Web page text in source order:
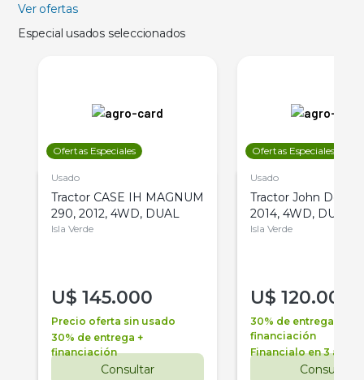
Ver ofertas
Especial usados seleccionados
Ofertas Especiales
Usado
Tractor CASE IH MAGNUM
290, 2012, 4WD, DUAL
Isla Verde
U$ 145.000
Precio oferta sin usado
30% de entrega +
financiación
Consultar
Ofertas Especiales
Usado
Tractor John Deere
2014, 4WD, DUAL
Isla Verde
U$ 120.000
30% de entrega +
financiación
Financialo en 3 años
Consultar